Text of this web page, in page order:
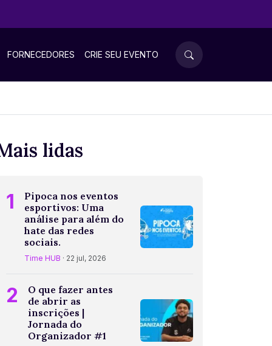
FORNECEDORES CRIE SEU EVENTO
lidas
1
Pipoca nos eventos
esportivos: Uma
análise para além do
hate das redes
sociais.
Time HUB · 22 jul, 2026
2
O que fazer antes
de abrir as
inscrições |
Jornada do
Organizador #1